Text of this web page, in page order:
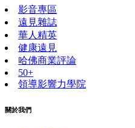
影音專區
遠見雜誌
華人精英
健康遠見
哈佛商業評論
50+
領導影響力學院
關於我們